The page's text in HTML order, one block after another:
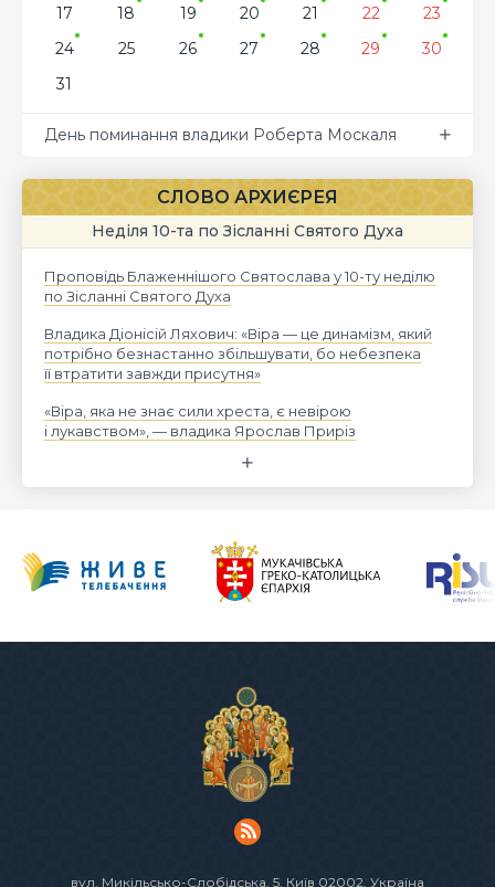
17
18 19 20 21 22
23
24
25 26 27 28 29
30
31
День поминання владики Роберта Москаля
СЛОВО АРХИЄРЕЯ
Неділя 10-та по Зісланні Святого Духа
Проповідь Блаженнішого Святослава у 10-ту неділю
по Зісланні Святого Духа
Владика Діонісій Ляхович: «Віра — це динамізм, який
потрібно безнастанно збільшувати, бо небезпека
її втратити завжди присутня»
«Віра, яка не знає сили хреста, є невірою
і лукавством», — владика Ярослав Приріз
вул. Микільсько-Слобідська, 5, Київ 02002, Україна